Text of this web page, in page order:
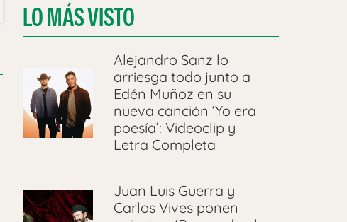
LO MÁS VISTO
Alejandro Sanz lo
arriesga todo junto a
Edén Muñoz en su
nueva canción ‘Yo era
poesía’: Videoclip y
Letra Completa
Juan Luis Guerra y
Carlos Vives ponen